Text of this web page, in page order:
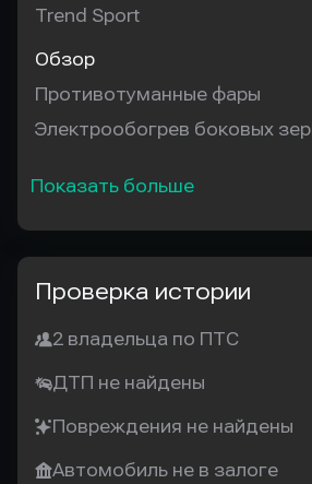
Trend Sport
Обзор
Противотуманные фары
Электрообогрев боковых
Показать больше
Проверка истории
2 владельца по ПТС
ДТП не найдены
Повреждения не найдены
Автомобиль не в залоге